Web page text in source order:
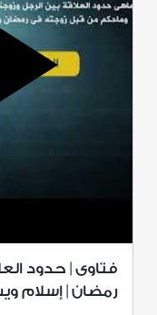
فتاوى | حدود
رمضان | إسلام